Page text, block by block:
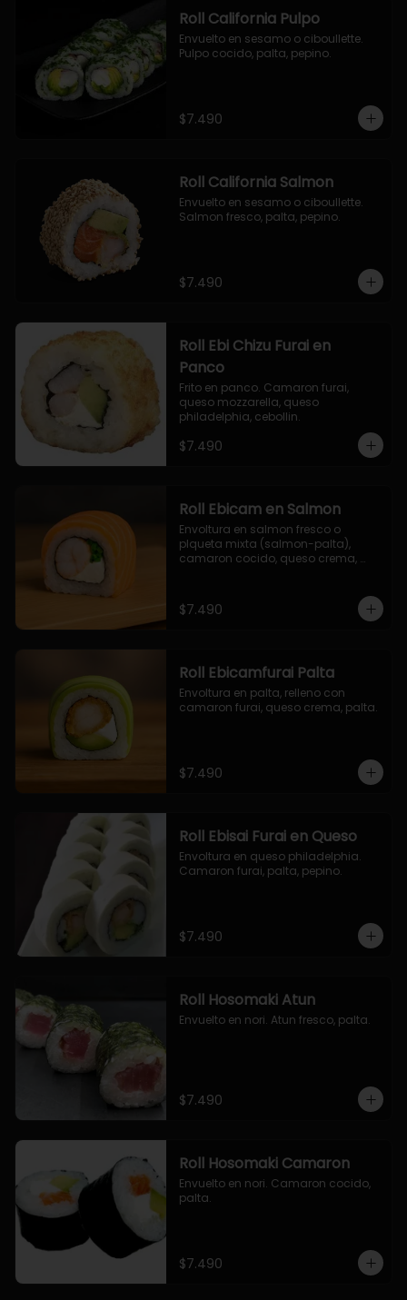
Roll California Pulpo
Envuelto en sesamo o ciboullette.
Pulpo cocido, palta, pepino.
$7.490
Roll California Salmon
Envuelto en sesamo o ciboullette.
Salmon fresco, palta, pepino.
$7.490
Roll Ebi Chizu Furai en
Panco
Frito en panco. Camaron furai,
queso mozzarella, queso
philadelphia, cebollin.
$7.490
Roll Ebicam en Salmon
Envoltura en salmon fresco o
plqueta mixta (salmon-palta),
camaron cocido, queso crema,
$7.490
Roll Ebicamfurai Palta
Envoltura en palta, relleno con
camaron furai, queso crema, palta.
$7.490
Roll Ebisai Furai en Queso
Envoltura en queso philadelphia.
Camaron furai, palta, pepino.
$7.490
Roll Hosomaki Atun
Envuelto en nori. Atun fresco, palta.
$7.490
Roll Hosomaki Camaron
Envuelto en nori. Camaron cocido,
palta.
$7.490